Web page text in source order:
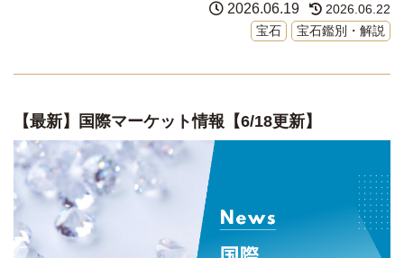
2026.06.19
2026.06.22
宝石
宝石鑑別・解説
【最新】国際マーケット情報【6/18更新】